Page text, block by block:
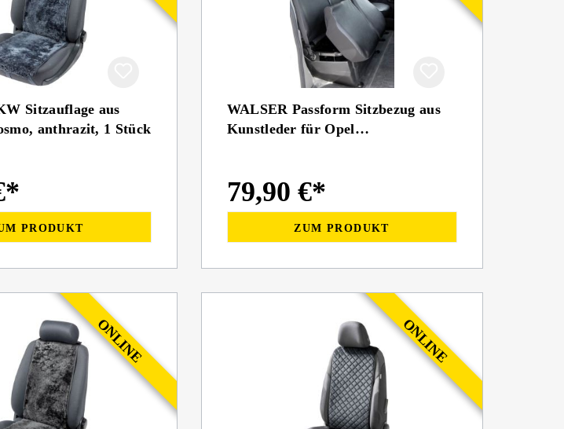
Sitzauflage aus
anthrazit, 1 Stück
PRODUKT
WALSER Passform Sitzbezug aus
Kunstleder für Opel
(Armlehne) & Doppelsitz vorne
79,90 €*
ZUM PRODUKT